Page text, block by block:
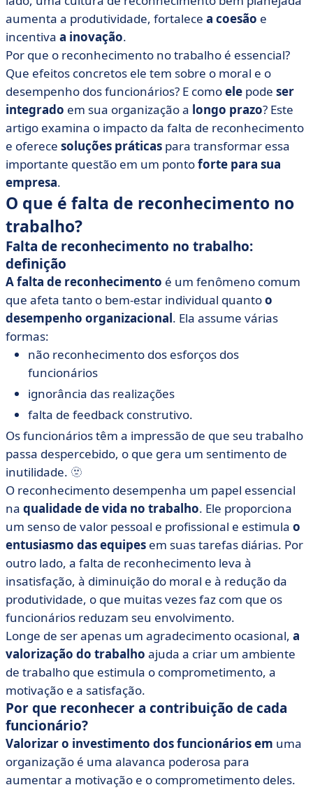
• Diretores e gerentes da empresa: envolva todos os
funcionários no reconhecimento!
aumenta a produtividade, fortalece a coesão e
incentiva a inovação.
Por que o reconhecimento no trabalho é essencial?
Que efeitos concretos ele tem sobre o moral e o
desempenho dos funcionários? E comoele pode ser
integrado em sua organização a longo prazo? Este
artigo examina o impacto da falta de reconhecimento
e oferece soluções práticas para transformar essa
importante questão em um pontoforte para sua
empresa.
O que é falta de reconhecimento no
trabalho?
Falta de reconhecimento no trabalho:
definição
A falta de reconhecimento é um fenômeno comum
que afeta tanto o bem-estar individual quantoo
desempenho organizacional. Ela assume várias
formas:
não reconhecimento dos esforços dos
funcionários
ignorância das realizações
falta de feedback construtivo.
Os funcionários têm a impressão de que seu trabalho
passa despercebido, o que gera um sentimento de
inutilidade. 🫥
O reconhecimento desempenha um papel essencial
na qualidade de vida no trabalho. Ele proporciona
um senso de valor pessoal e profissional e estimula o
entusiasmo das equipes em suas tarefas diárias. Por
outro lado, a falta de reconhecimento leva à
insatisfação, à diminuição do moral e à redução da
produtividade, o que muitas vezes faz com que os
funcionários reduzam seu envolvimento.
Longe de ser apenas um agradecimento ocasional, a
valorização do trabalho ajuda a criar um ambiente
de trabalho que estimula o comprometimento, a
motivação e a satisfação.
Por que reconhecer a contribuição de cada
funcionário?
Valorizar o investimento dos funcionários em uma
organização é uma alavanca poderosa para
aumentar a motivação e o comprometimento deles.